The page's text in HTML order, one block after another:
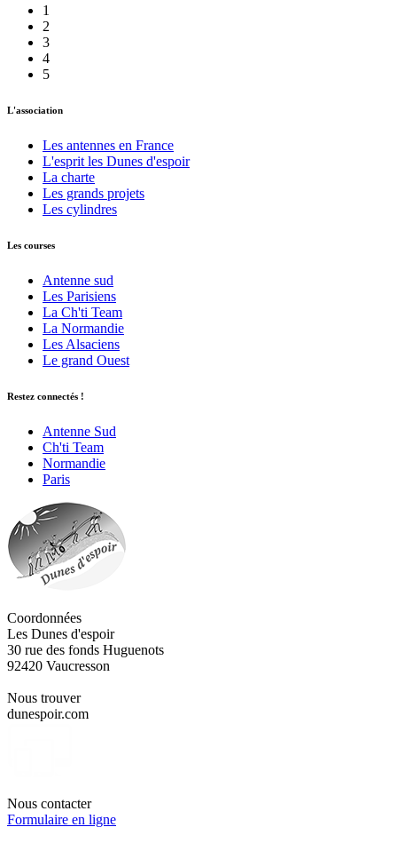
1
2
3
4
5
L'association
Les antennes en France
L'esprit les Dunes d'espoir
La charte
Les grands projets
Les cylindres
Les courses
Antenne sud
Les Parisiens
La Ch'ti Team
La Normandie
Les Alsaciens
Le grand Ouest
Restez connectés !
Antenne Sud
Ch'ti Team
Normandie
Paris
Coordonnées
Les Dunes d'espoir
30 rue des fonds Huguenots
92420 Vaucresson
Nous trouver
dunespoir.com
Nous contacter
Formulaire en ligne